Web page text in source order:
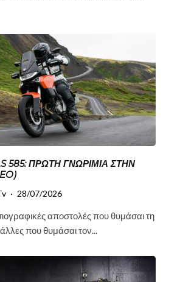
585: ΠΡΏΤΗ ΓΝΩΡΙΜΊΑ ΣΤΗΝ
· 28/07/2026
αποστολές που θυμάσαι τη
που θυμάσαι τον...